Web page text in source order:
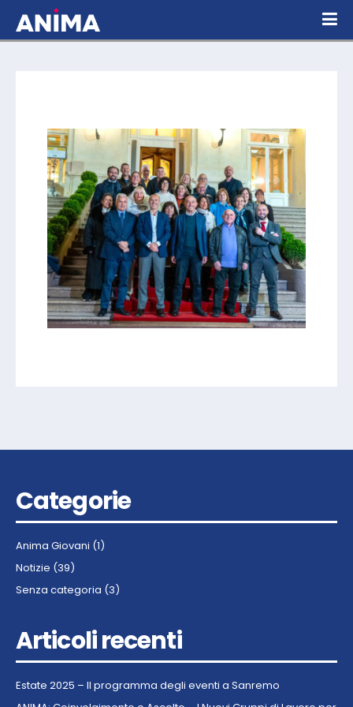
Categorie
Anima Giovani (1)
Notizie (39)
Senza categoria (3)
Articoli recenti
Estate 2025 – Il programma degli eventi a Sanremo